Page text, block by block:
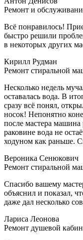
Ремонт и
Всё понравилось!
быстро решили
в некоторых других
Кирилл Рудман
Ремонт стиральной
Несколько недель
оставалась вода. В
сразу всё понял,
носок! Непонятно
после мастера машина
раковине вода не
ходуном как раньше.
Вероника Сенюкович
Ремонт стиральной
Спасибо вашему
объяснил и показал,
даже дал несколько
Лариса Леонова
Ремонт душевой